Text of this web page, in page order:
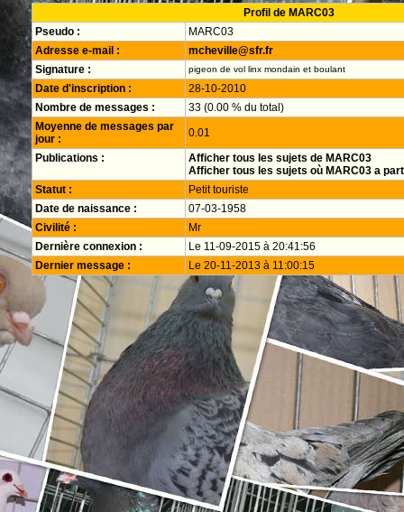
Profil de MARC03
Pseudo :
MARC03
Adresse e-mail :
mcheville@sfr.fr
Signature :
pigeon de vol linx mondain et boulant
Date d'inscription :
28-10-2010
Nombre de messages :
33 (0.00 % du total)
Moyenne de messages par
jour :
0.01
Publications :
Afficher tous les sujets de MARC03
Afficher tous les sujets où MARC03 a
Statut :
Petit touriste
Date de naissance :
07-03-1958
Civilité :
Mr
Dernière connexion :
Le 11-09-2015 à 20:41:56
Dernier message :
Le 20-11-2013 à 11:00:15